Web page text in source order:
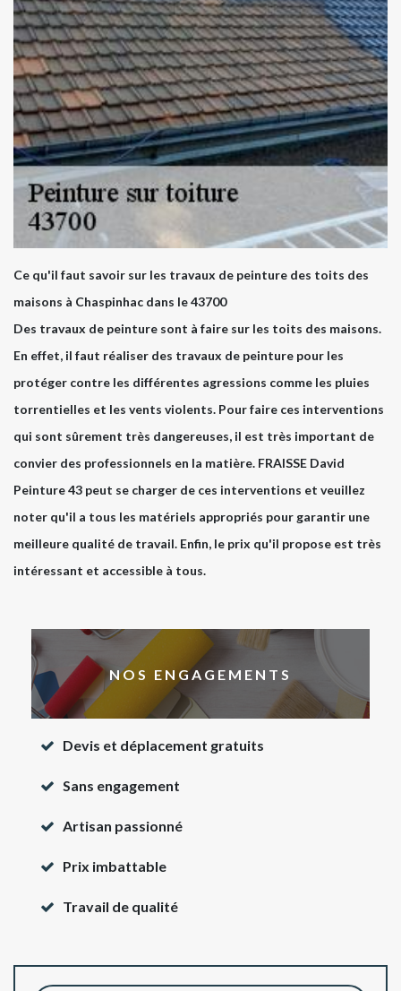
Ce qu'il faut savoir sur les travaux de peinture des toits des
maisons à Chaspinhac dans le 43700
Des travaux de peinture sont à faire sur les toits des maisons.
En effet, il faut réaliser des travaux de peinture pour les
protéger contre les différentes agressions comme les pluies
torrentielles et les vents violents. Pour faire ces interventions
qui sont sûrement très dangereuses, il est très important de
convier des professionnels en la matière. FRAISSE David
Peinture 43 peut se charger de ces interventions et veuillez
noter qu'il a tous les matériels appropriés pour garantir une
meilleure qualité de travail. Enfin, le prix qu'il propose est très
intéressant et accessible à tous.
NOS ENGAGEMENTS
Devis et déplacement gratuits
Sans engagement
Artisan passionné
Prix imbattable
Travail de qualité